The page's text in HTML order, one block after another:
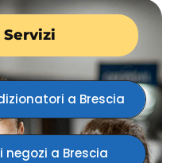
a Brescia
negozi​ a Brescia